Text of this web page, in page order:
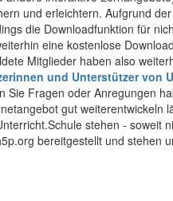
und erleichtern. Aufgrund
die Downloadfunktion für
eine kostenlose
Mitglieder haben also
und Unterstützer von
Sie Fragen oder Anregungen
gut weiterentwickeln
stehen - soweit
bereitgestellt und stehen